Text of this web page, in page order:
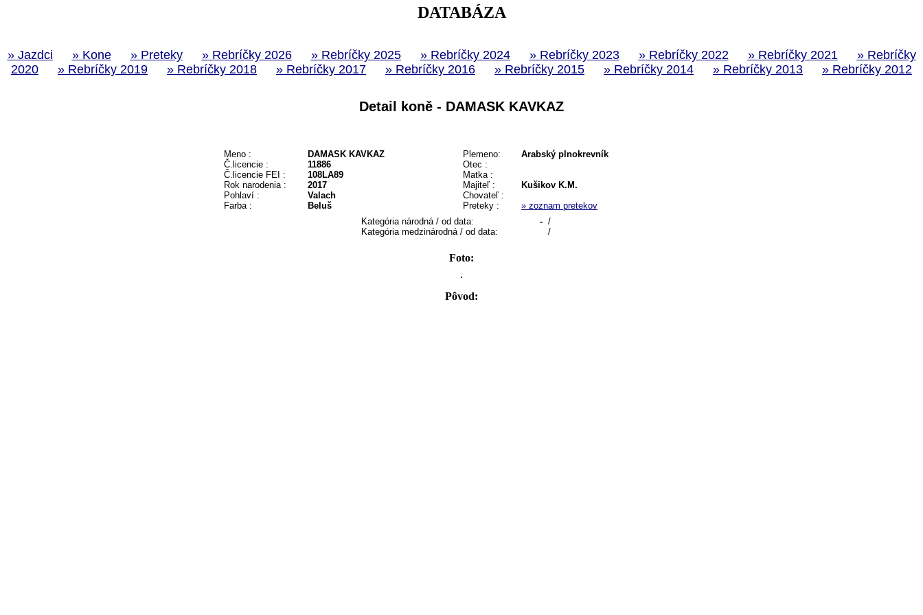
DATABÁZA
» Jazdci » Kone » Preteky » Rebríčky 2026 » Rebríčky 2025 » Rebríčky 2024 » Rebríčky 2023 » Rebríčky 2022 » Rebríčky 2021
» Rebríčky
2020
» Rebríčky 2019 » Rebríčky 2018 » Rebríčky 2017 » Rebríčky 2016 » Rebríčky 2015 » Rebríčky 2014 » Rebríčky 2013 » Rebríčky 2012
Detail koně - DAMASK KAVKAZ
Meno :
Č.licencie :
Č.licencie FEI :
Rok narodenia :
Pohlaví :
Farba :
DAMASK KAVKAZ
11886
108LA89
2017
Valach
Beluš
Plemeno:
Otec :
Matka :
Majiteľ :
Chovateľ :
Preteky :
Arabský plnokrevník
Kušikov K.M.
» zoznam pretekov
Kategória národná / od data:
Kategória medzinárodná / od data:
- /
/
Foto:
Pôvod: